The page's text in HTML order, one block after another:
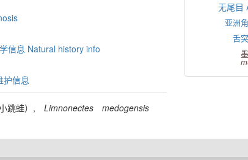
信息 Natural history info
护信息
跳蛙）, Limnonectes medogensis
无尾目
亚洲
舌